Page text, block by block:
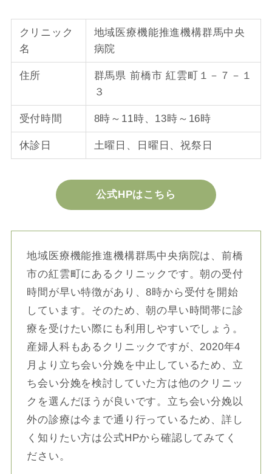
クリニック
名
地域医療機能推進機構群馬中央
病院
住所
群馬県 前橋市 紅雲町１－７－１
３
受付時間 8時～11時、13時～16時
休診日 土曜日、日曜日、祝祭日
公式HPはこちら
地域医療機能推進機構群馬中央病院は、前橋
市の紅雲町にあるクリニックです。朝の受付
時間が早い特徴があり、8時から受付を開始
しています。そのため、朝の早い時間帯に診
療を受けたい際にも利用しやすいでしょう。
産婦人科もあるクリニックですが、2020年4
月より立ち会い分娩を中止しているため、立
ち会い分娩を検討していた方は他のクリニッ
クを選んだほうが良いです。立ち会い分娩以
外の診療は今まで通り行っているため、詳し
く知りたい方は公式HPから確認してみてく
ださい。